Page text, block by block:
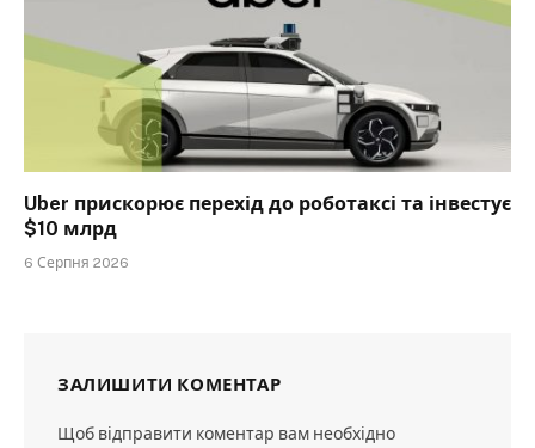
Uber прискорює перехід до роботаксі та інвестує
$10 млрд
6 Серпня 2026
ЗАЛИШИТИ КОМЕНТАР
Щоб відправити коментар вам необхідно